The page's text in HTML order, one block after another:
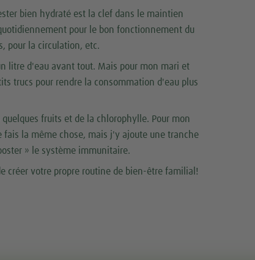
bien hydraté est la clef dans le maintien
pour le bon fonctionnement du
pour la circulation, etc.
litre d'eau avant tout. Mais pour mon mari et
trucs pour rendre la consommation d'eau plus
fruits et de la chlorophylle. Pour mon
fais la même chose, mais j'y ajoute une tranche
» le système immunitaire.
créer votre propre routine de bien-être familial!